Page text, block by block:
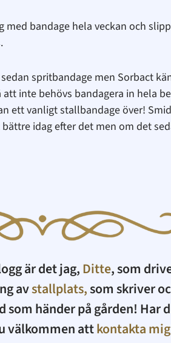
bandage hela veckan och
spritbandage men Sorbact
inte behövs bandagera in hela
ett vanligt stallbandage över!
idag efter det men om det
är det jag,Ditte, som
avstallplats,som skriver
som händer på gården!
välkommen attkontakta